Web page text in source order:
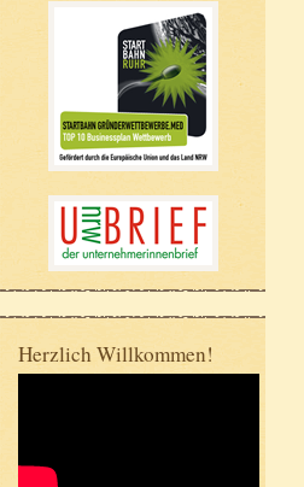
Herzlich Willkommen!